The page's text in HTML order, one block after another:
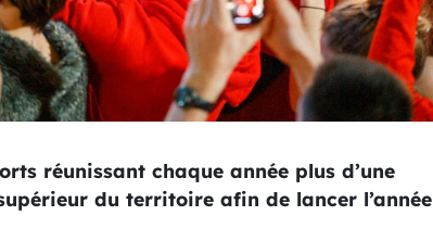
réunissant chaque année plus d’une
du territoire afin de lancer l’année